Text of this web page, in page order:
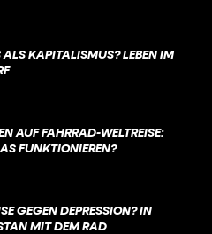
ALS KAPITALISMUS? LEBEN IM
AUF FAHRRAD-WELTREISE:
FUNKTIONIEREN?
GEGEN DEPRESSION? IN
MIT DEM RAD